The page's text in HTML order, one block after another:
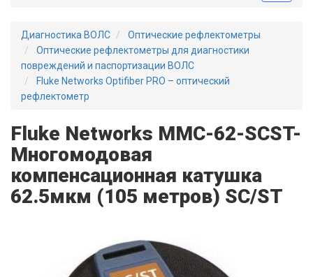
Диагностика ВОЛС
Оптические рефлектометры
Оптические рефлектометры для диагностики
повреждений и паспортизации ВОЛС
Fluke Networks Optifiber PRO – оптический
рефлектометр
Fluke Networks MMC-62-SCST-
Многомодовая
компенсационная катушка
62.5мкм (105 метров) SC/ST